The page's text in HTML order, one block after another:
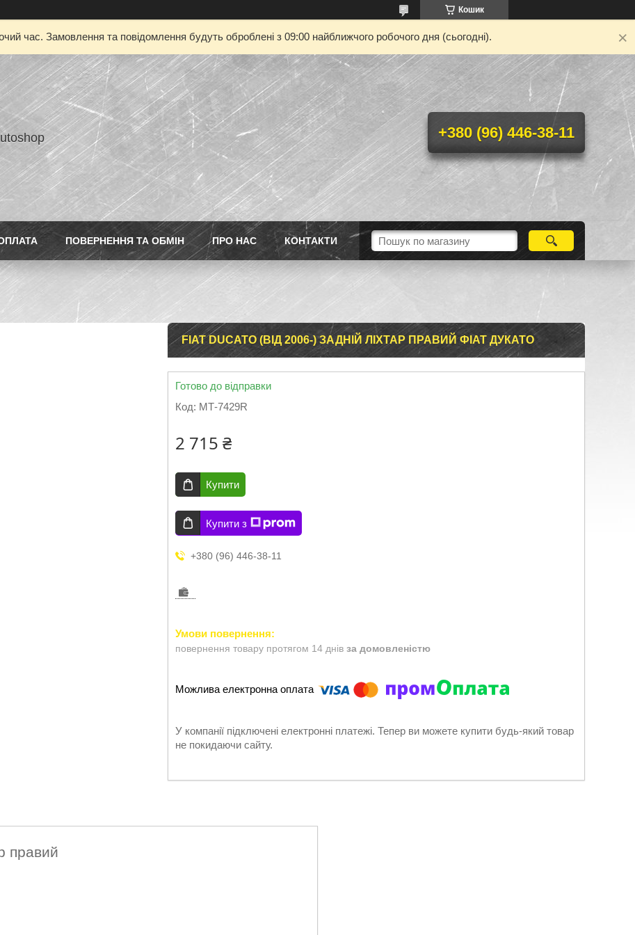
Кошик
час. Замовлення та повідомлення будуть оброблені з 09:00 найближчого робочого дня (сьогодні).
+380 (96) 446-38-11
ПОВЕРНЕННЯ ТА ОБМІН ПРО НАС КОНТАКТИ
FIAT DUCATO (ВІД 2006-) ЗАДНІЙ ЛІХТАР ПРАВИЙ ФІАТ ДУКАТО
Готово до відправки
Код: МТ-7429R
2 715 ₴
Купити
Купити з
+380 (96) 446-38-11
повернення товару протягом 14 днів за домовленістю
У компанії підключені електронні платежі. Тепер ви можете купити будь-який товар
не покидаючи сайту.
правий